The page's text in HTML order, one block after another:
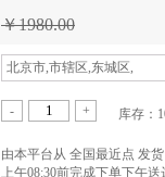
￥1980.00
北京市,市辖区,东城区,
- + 库存：
由本平台从 全国最近点 发
上午08:30前完成下单下午